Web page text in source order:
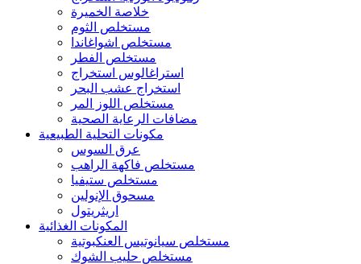
خلاصة الخميرة
مستخلص الثوم
مستخلص اشواغاندا
مستخلص الفطر
استراغالوس استخراج
استخراج عشب البحر
مستخلص اللوز المر
مضافات الرعاية الصحية
مكونات التحلية الطبيعية
عرق السوس
مستخلص فاكهة الراهب
مستخلص ستيفيا
مسحوق الإنولين
اريثريتول
المكونات الغذائية
مستخلص سيانوتيس العنكبوتية
مستخلص حليب الشوك